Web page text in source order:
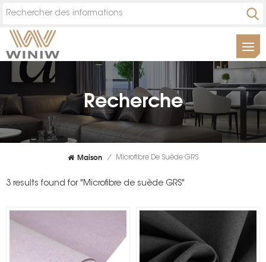
Recherche
Maison / Microfibre De Suède GRS
3 results found for "Microfibre de suède GRS"